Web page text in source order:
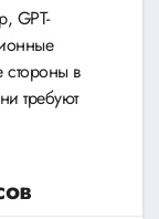
GPT-
стороны в
требуют